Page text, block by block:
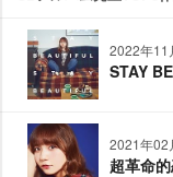
2022年11
STAY
2021年02
超革命